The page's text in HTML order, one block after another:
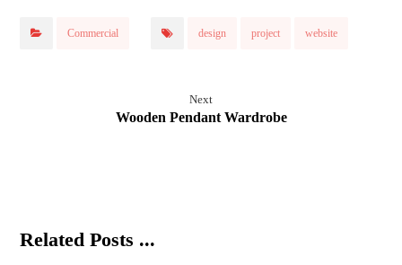
Commercial design project website
Next
Wooden Pendant Wardrobe
Related Posts ...